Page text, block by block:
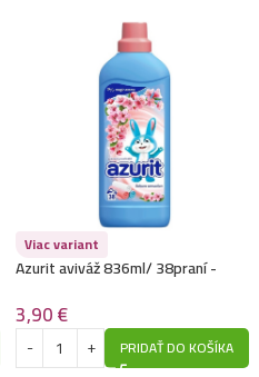
Viac variant
Azurit aviváž 836ml/ 38praní -
3,90€
PRIDAŤ DO KOŠÍKA